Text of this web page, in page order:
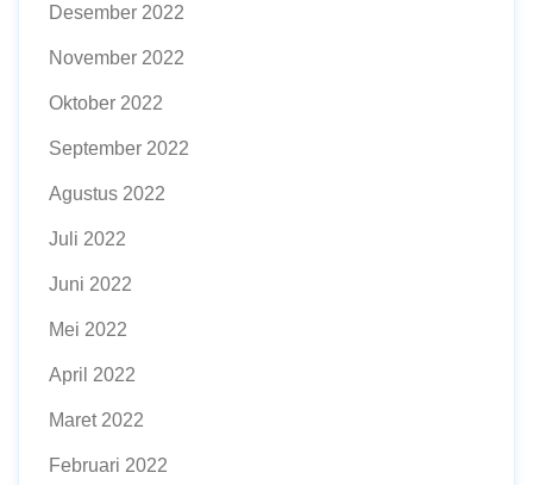
Desember 2022
November 2022
Oktober 2022
September 2022
Agustus 2022
Juli 2022
Juni 2022
Mei 2022
April 2022
Maret 2022
Februari 2022